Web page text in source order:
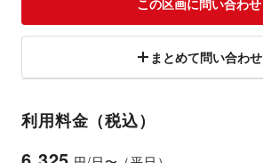
この区画に問い合わせ
まとめて問い合わせ
利用料金（税込）